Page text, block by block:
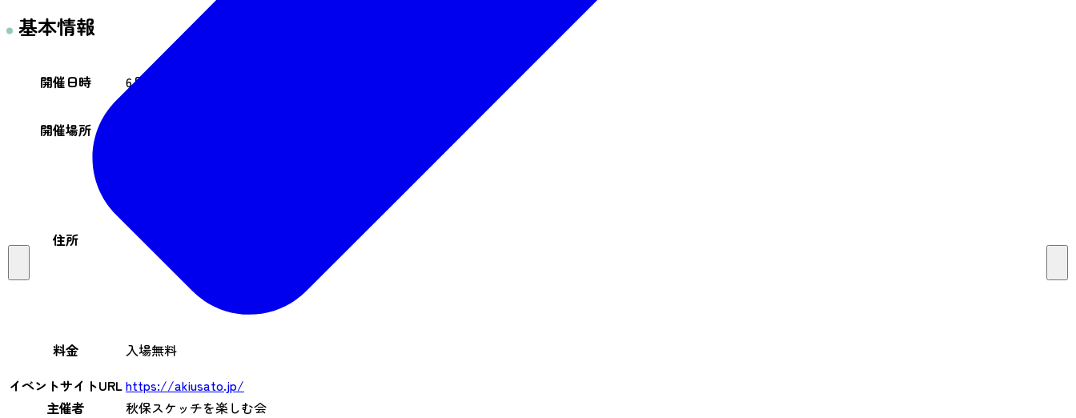
基本情報
開催日時 6月18日（水）～22日（月）10:00～16:00（最終日は15:00まで）
開催場所
住所
料金
入場無料
イベントサイトURLhttps://akiusato.jp/
主催者
秋保スケッチを楽しむ会